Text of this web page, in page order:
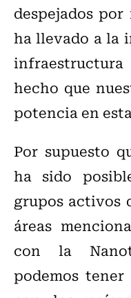
despejados por
ha llevado a la
hecho que
potencia en
Por supuesto
ha sido
grupos activos
áreas
con la
podemos